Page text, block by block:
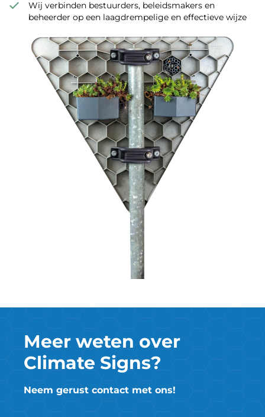
Wij verbinden bestuurders, beleidsmakers en
beheerder op een laagdrempelige en effectieve wijze
Meer weten over
Climate Signs?
Neem gerust contact met ons!